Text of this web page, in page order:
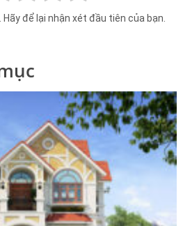
để lại nhận xét đầu tiên của bạn.